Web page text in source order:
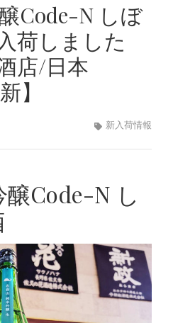
Code-N しぼ
荷しました
店/日本
】
新入荷情報
Code-N し